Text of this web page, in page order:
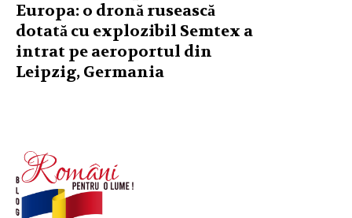
Europa: o dronă rusească
dotată cu explozibil Semtex a
intrat pe aeroportul din
Leipzig, Germania